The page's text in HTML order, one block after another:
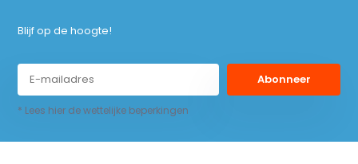
Blijf op de hoogte!
Abonneer
* Lees hier de wettelijke beperkingen